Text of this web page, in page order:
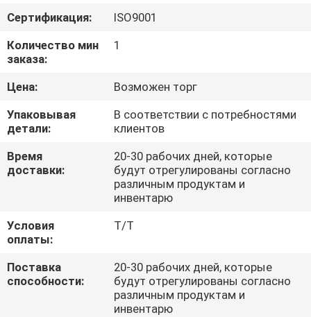
ЭКСКУРСИЯ
ПО
ЗАВОДУ
КОНТРОЛЬ
КАЧЕСТВА
СВЯЖИТЕСЬ
С
Сертификация:
ISO9001
Количество мин
заказа:
1
Цена:
Возможен торг
Упаковывая
детали:
В соответствии с потребностями
клиентов
Время
доставки:
20-30 рабочих дней, которые
будут отрегулированы согласно
различным продуктам и
инвентарю
Условия
оплаты:
Т/Т
Поставка
способности:
20-30 рабочих дней, которые
будут отрегулированы согласно
различным продуктам и
инвентарю